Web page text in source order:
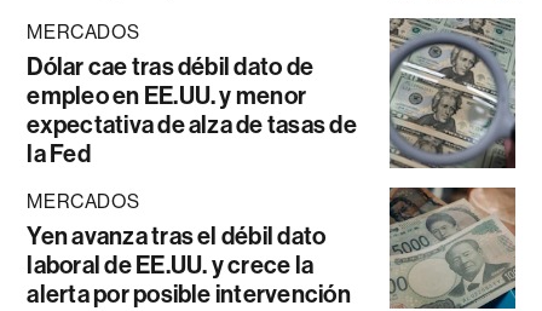
MERCADOS
Dólar cae tras débil dato de
empleo en EE.UU. y menor
expectativa de alza de tasas de
la Fed
MERCADOS
Yen avanza tras el débil dato
laboral de EE.UU. y crece la
alerta por posible intervención